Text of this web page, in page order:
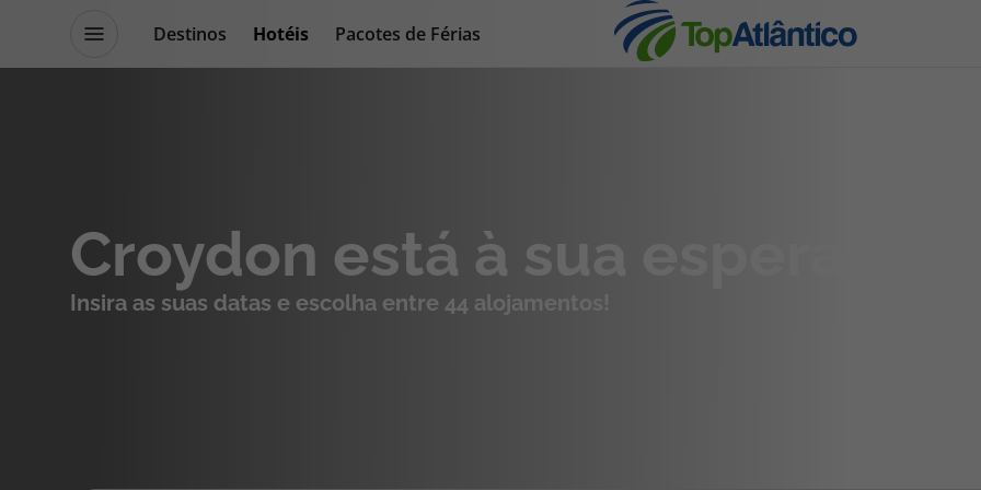
Destinos Hotéis
Pacotes de Férias
Promoções
Blog TopViagens
Voos Cruzeiros
Croydon está à sua espera
Insira as suas datas e escolha entre 44 alojamentos!